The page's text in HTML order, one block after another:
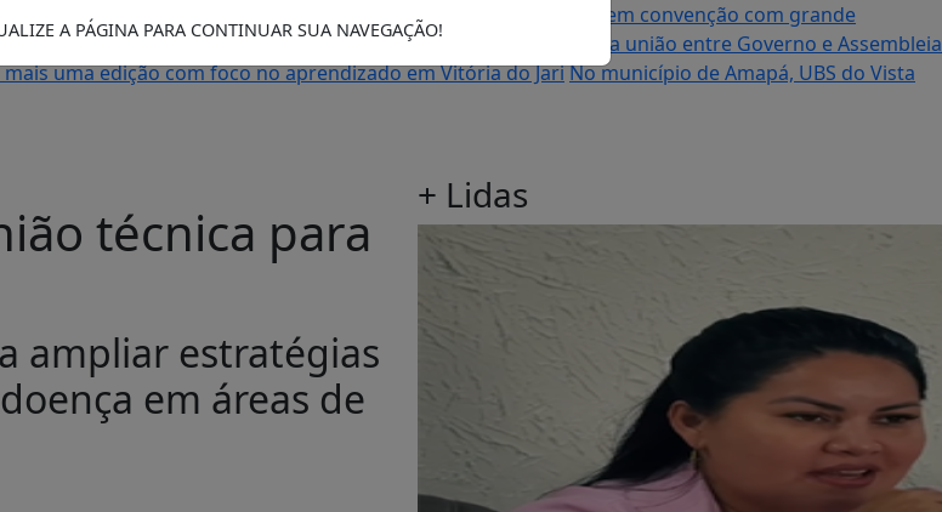
oficializa candidatura de Carol Monteiro à Assembleia Legislativa em convenção com grande
BR-210 em Pedra Branca do AmapariSenador Randolfe destaca união entre Governo e Assembleia
uma edição com foco no aprendizado em Vitória do JariNo município de Amapá, UBS do Vista
técnica para
ampliar estratégias
em áreas de
+ Lidas
A PÁGINA PARA CONTINUAR SUA NAVEGAÇÃO!